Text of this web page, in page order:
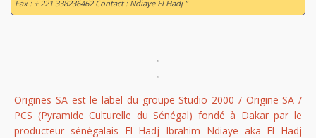
Fax : + 221 338236462 Contact : Ndiaye El Hadj ”
"
"
Origines SA est le label du groupe Studio 2000 / Origine SA /
PCS (Pyramide Culturelle du Sénégal) fondé à Dakar par le
producteur sénégalais El Hadj Ibrahim Ndiaye aka El Hadj